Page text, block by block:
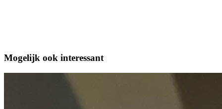
Mogelijk ook interessant